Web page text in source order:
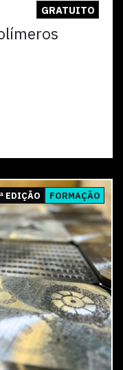
GRATUITO
EDIÇÃO FORMAÇÃO